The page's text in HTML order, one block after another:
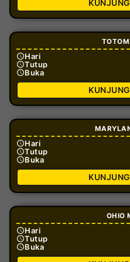
Hari
Tutup
Buka
Hari
Tutup
Buka
OHIO
Hari
Tutup
Buka